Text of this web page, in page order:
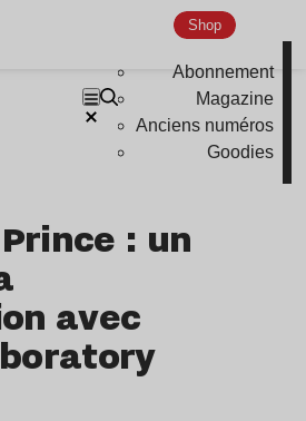
Shop
Abonnement
Magazine
Anciens numéros
Goodies
: un
avec